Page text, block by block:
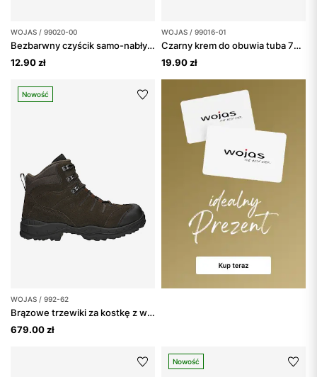
WOJAS / 99020-00
Bezbarwny czyścik samo-nabłyszczający
12.90 zł
WOJAS / 99016-01
Czarny krem do obuwia tuba 75 ml
19.90 zł
Nowość
WOJAS / 992-62
Brązowe trzewiki za kostkę z wodoodpornego weluru
679.00 zł
Nowość